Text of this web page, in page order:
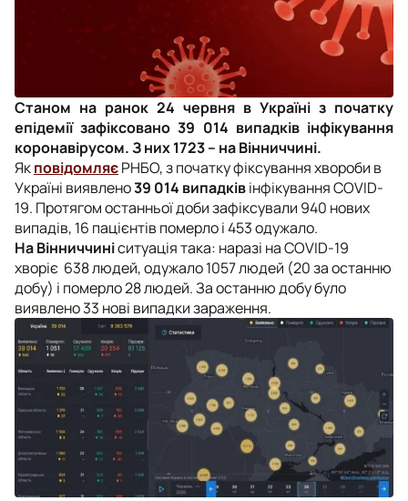
Станом на ранок 24 червня в Україні з початку
епідемії зафіксовано 39 014 випадків інфікування
коронавірусом. З них 1723 – на Вінниччині.
ЯкповідомляєРНБО, з початку фіксування хвороби в
Україні виявлено39 014 випадківінфікування COVID-
19. Протягом останньої доби зафіксували 940 нових
випадів, 16 пацієнтів померло і 453 одужало.
На Вінниччиніситуація така: наразі на COVID-19
хворіє 638 людей, одужало 1057 людей (20 за останню
добу) і померло 28 людей. За останню добу було
виявлено 33 нові випадки зараження.